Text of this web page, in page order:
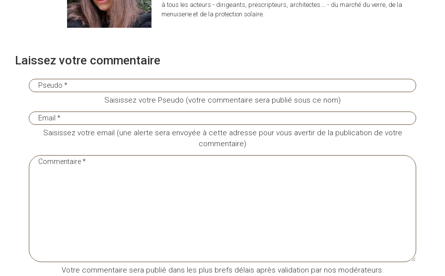
à tous les acteurs - dirigeants, prescripteurs, architectes…. - du marché du verre, de la
menuiserie et de la protection solaire.
Laissez votre commentaire
Saisissez votre Pseudo (votre commentaire sera publié sous ce nom)
Saisissez votre email (une alerte sera envoyée à cette adresse pour vous avertir de la publication de votre
commentaire)
Votre commentaire sera publié dans les plus brefs délais après validation par nos modérateurs.